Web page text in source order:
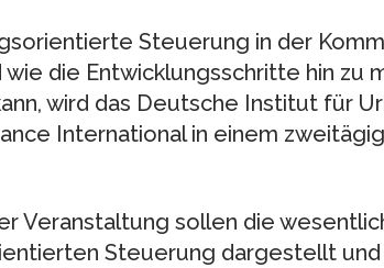
Steuerung in der
die Entwicklungsschritte hin zu
wird das Deutsche Institut für
International in einem
Veranstaltung sollen die
Steuerung dargestellt und